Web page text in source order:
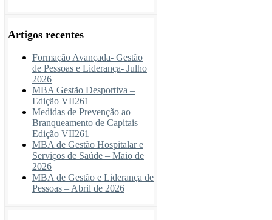
Artigos recentes
Formação Avançada- Gestão
de Pessoas e Liderança- Julho
2026
MBA Gestão Desportiva –
Edição VII261
Medidas de Prevenção ao
Branqueamento de Capitais –
Edição VII261
MBA de Gestão Hospitalar e
Serviços de Saúde – Maio de
2026
MBA de Gestão e Liderança de
Pessoas – Abril de 2026